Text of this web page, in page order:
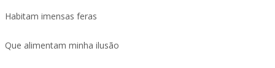
Habitam imensas feras
Que alimentam minha ilusão